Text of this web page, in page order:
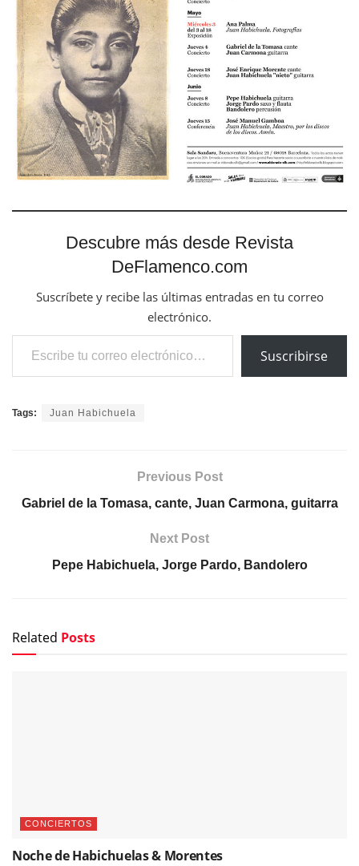
Descubre más desde Revista
DeFlamenco.com
Suscríbete y recibe las últimas entradas en tu correo
electrónico.
Escribe tu correo electrónico…
Suscribirse
Tags: Juan Habichuela
Previous Post
Gabriel de la Tomasa, cante, Juan Carmona, guitarra
Next Post
Pepe Habichuela, Jorge Pardo, Bandolero
Related Posts
CONCIERTOS
Noche de Habichuelas & Morentes